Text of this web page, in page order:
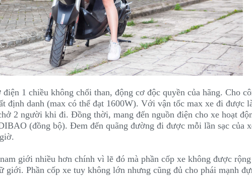
điện 1 chiều không chổi than, động cơ độc quyền của hãng. Cho
định danh (max có thể đạt 1600W). Với vận tốc max xe đi được
2 người khi đi. Đồng thời, mang đến nguồn điện cho xe hoạt
(đồng bộ). Đem đến quãng đường đi được mỗi lần sạc của
giới nhiều hơn chính vì lẽ đó mà phần cốp xe không được
giới. Phần cốp xe tuy không lớn nhưng cũng đủ cho phái mạnh